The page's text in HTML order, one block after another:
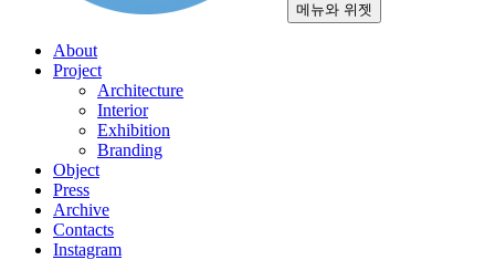
메뉴와 위젯
About
Project
Architecture
Interior
Exhibition
Branding
Object
Press
Archive
Contacts
Instagram